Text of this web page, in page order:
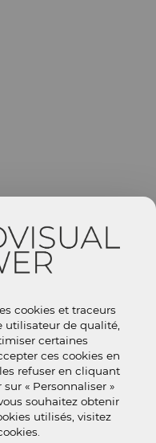
cookies et traceurs
utilisateur de qualité,
certaines
ces cookies en
refuser en cliquant
« Personnaliser »
souhaitez obtenir
utilisés, visitez